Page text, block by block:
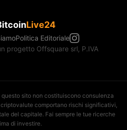
Live24
Politica Editoriale
progetto Offsquare srl, P.IVA
sito non costituiscono consulenza
comportano rischi significativi,
del capitale. Fai sempre le tue ricerche
di investire.